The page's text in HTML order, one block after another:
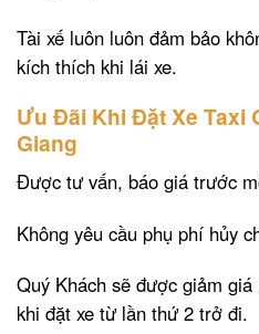
Tài xế luôn luôn đảm bảo
kích thích khi lái xe.
Ưu Đãi Khi Đặt Xe Taxi
Giang
Được tư vấn, báo giá trước
Không yêu cầu phụ phí hủy
Quý Khách sẽ được giảm
khi đặt xe từ lần thứ 2 trở đi.